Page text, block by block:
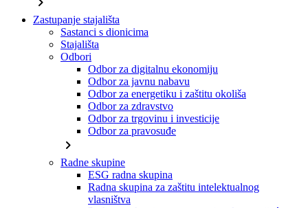
Zastupanje stajališta
Sastanci s dionicima
Stajališta
Odbori
Odbor za digitalnu ekonomiju
Odbor za javnu nabavu
Odbor za energetiku i zaštitu okoliša
Odbor za zdravstvo
Odbor za trgovinu i investicije
Odbor za pravosuđe
chevron_right
Radne skupine
ESG radna skupina
Radna skupina za zaštitu intelektualnog
vlasništva